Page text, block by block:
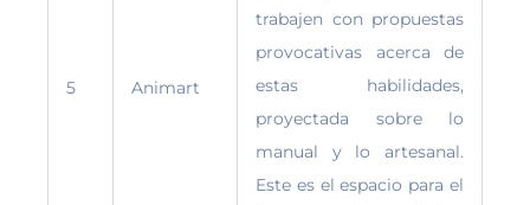
5 Animart
trabajen con propuestas
provocativas acerca de
estas habilidades,
proyectada sobre lo
manual y lo artesanal.
Este es el espacio para el